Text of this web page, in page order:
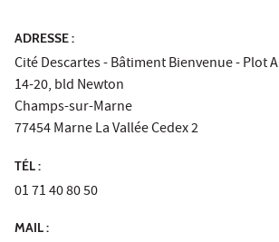
ADRESSE :
Cité Descartes - Bâtiment Bienvenue - Plot A
14-20, bld Newton
Champs-sur-Marne
77454 Marne La Vallée Cedex 2
TÉL :
01 71 40 80 50
MAIL :